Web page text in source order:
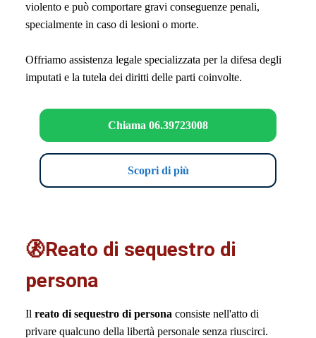
violento e può comportare gravi conseguenze penali,
specialmente in caso di lesioni o morte.
Offriamo assistenza legale specializzata per la difesa degli
imputati e la tutela dei diritti delle parti coinvolte.
Chiama 06.39723008
Scopri di più
🚷Reato di sequestro di
persona
Il reato di sequestro di persona consiste nell'atto di
privare qualcuno della libertà personale senza riuscirci.